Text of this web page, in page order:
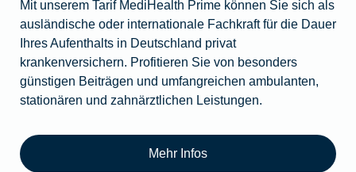
Mit unserem Tarif MediHealth Prime können Sie sich als
ausländische oder internationale Fachkraft für die Dauer
Ihres Aufenthalts in Deutschland privat
krankenversichern. Profitieren Sie von besonders
günstigen Beiträgen und umfangreichen ambulanten,
stationären und zahnärztlichen Leistungen.
Mehr Infos